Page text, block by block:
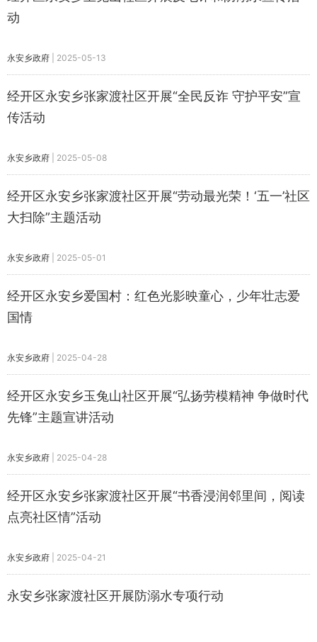
动
永安乡政府 2025-05-13
经开区永安乡张家渡社区开展“全民反诈 守护平安”宣
传活动
永安乡政府 2025-05-08
经开区永安乡张家渡社区开展“劳动最光荣！‘五一’社区
大扫除”主题活动
永安乡政府 2025-05-01
经开区永安乡爱国村：红色光影映童心，少年壮志爱
国情
永安乡政府 2025-04-28
经开区永安乡玉兔山社区开展“弘扬劳模精神 争做时代
先锋”主题宣讲活动
永安乡政府 2025-04-28
经开区永安乡张家渡社区开展“书香浸润邻里间，阅读
点亮社区情”活动
永安乡政府 2025-04-21
永安乡张家渡社区开展防溺水专项行动